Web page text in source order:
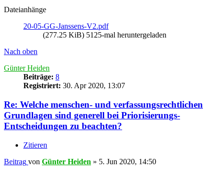
Dateianhänge
20-05-GG-Janssens-V2.pdf
(277.25 KiB) 5125-mal heruntergeladen
Nach oben
Günter Heiden
Beiträge: 8
Registriert: 30. Apr 2020, 13:07
Re: Welche menschen- und verfassungsrechtlichen
Grundlagen sind generell bei Priorisierungs-
Entscheidungen zu beachten?
Zitieren
Beitrag von Günter Heiden » 5. Jun 2020, 14:50